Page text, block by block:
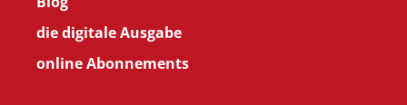
die digitale Ausgabe
online Abonnements